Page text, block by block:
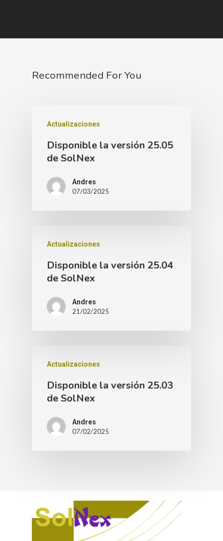
Recommended For You
Actualizaciones
Disponible la versión 25.05
de SolNex
Andres
07/03/2025
Actualizaciones
Disponible la versión 25.04
de SolNex
Andres
21/02/2025
Actualizaciones
Disponible la versión 25.03
de SolNex
Andres
07/02/2025